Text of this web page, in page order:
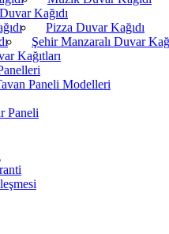
Kağıdı
Pizza Duvar Kağıdı
Şehir Manzaralı Duvar
Kağıtları
Paneli Modelleri
Paneli